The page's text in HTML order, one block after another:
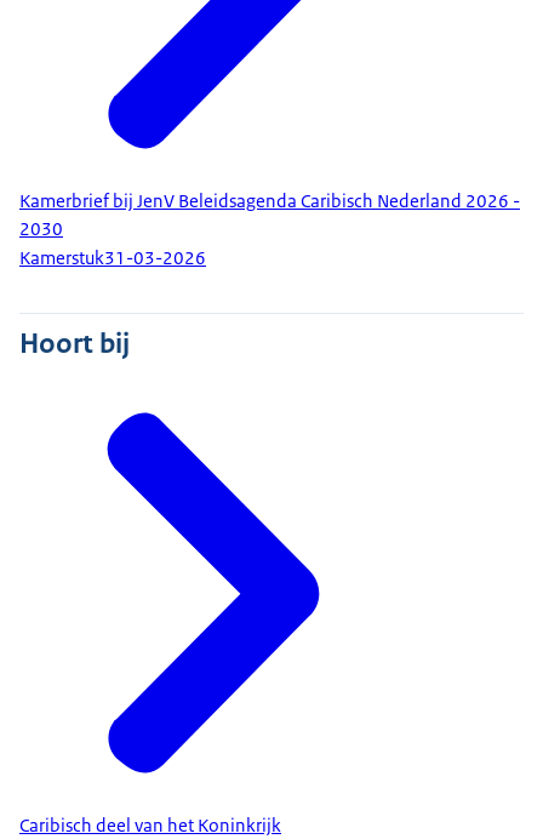
Kamerbrief bij JenV Beleidsagenda Caribisch Nederland 2026 -
2030
Kamerstuk31-03-2026
Hoort bij
Caribisch deel van het Koninkrijk